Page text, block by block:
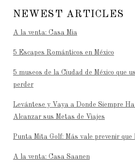
NEWEST ARTICLES
A la venta: Casa Mia
5 Escapes Románticos en México
5 museos de la Ciudad de México que
perder
Levántese y Vaya a Donde Siempre
Alcanzar sus Metas de Viajes
Punta Mita Golf: Más vale prevenir
A la venta: Casa Saanen